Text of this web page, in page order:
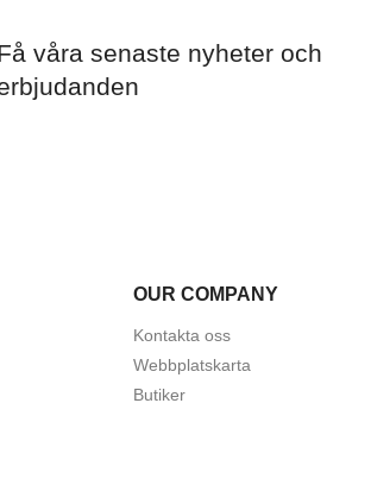
våra senaste nyheter och
OUR COMPANY
Kontakta oss
Webbplatskarta
Butiker